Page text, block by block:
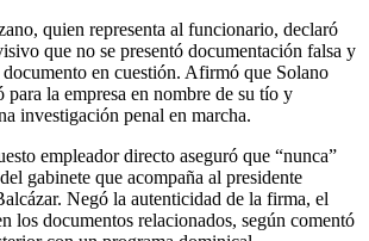
quien representa al funcionario, declaró
que no se presentó documentación falsa y
en cuestión. Afirmó que Solano
para la empresa en nombre de su tío y
investigación penal en marcha.
empleador directo aseguró que “nunca”
gabinete que acompaña al presidente
Negó la autenticidad de la firma, el
los documentos relacionados, según comentó